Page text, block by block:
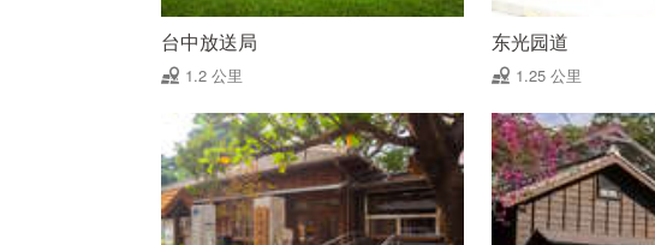
台中放送局
1.2 公里
东光园道
1.25 公里